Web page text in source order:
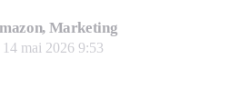
Marketing
14 mai 2026 9:53